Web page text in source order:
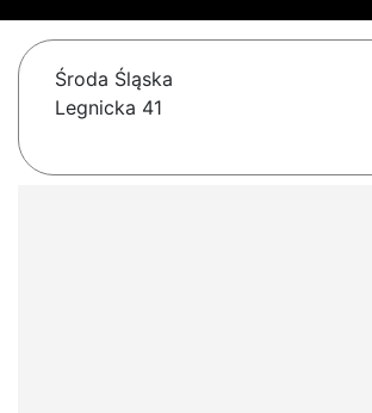
Środa Śląska
Legnicka 41